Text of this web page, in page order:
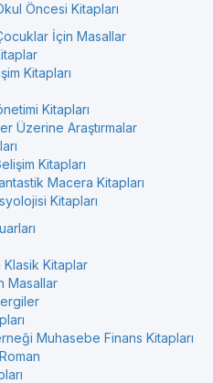
Öncesi Kitapları
İçin Masallar
Kitapları
Kitapları
Üzerine Araştırmalar
Kitapları
Macera Kitapları
Kitapları
Klasik Kitaplar
Masallar
Muhasebe Finans Kitapları